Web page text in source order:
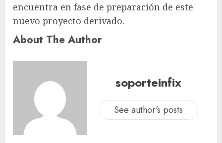
encuentra en fase de preparación de este
nuevo proyecto derivado.
About The Author
soporteinfix
See author's posts